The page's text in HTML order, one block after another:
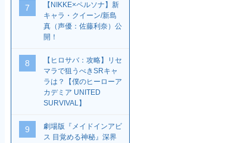
7
【NIKKE×ペルソナ】新
キャラ・クイーン/新島
真（声優：佐藤利奈）公
開！
8
【ヒロサバ：攻略】リセ
マラで狙うべきSRキャ
ラは？【僕のヒーローア
カデミア UNITED
SURVIVAL】
9
劇場版『メイドインアビ
ス 目覚める神秘』深界